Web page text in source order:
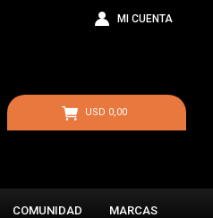
COMUNIDAD MARCAS
USD 0,00